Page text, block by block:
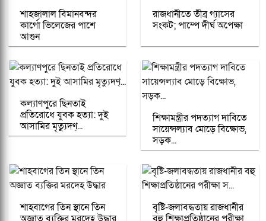
শাহজালাল বিমানবন্দর
কার্গো ভিলেজের পাশে
আগুন
রাজধানীতে তীব্র গ্যাসের
সংকট; পাম্পে দীর্ঘ অপেক্ষা
কল্যাণপুরে ছিনতাই
প্রতিরোধে যুবক হত্যা: দুই
আসামির মৃত্যুদণ্...
শিক্ষামন্ত্রীর পদত্যাগ দাবিতে
সায়েন্সল্যাব মোড়ে বিক্ষোভ,
সড়ক...
শাহবাগের তিন স্থানে তিন
বৃষ্টি-জলাবদ্ধতায় রাজধানীর